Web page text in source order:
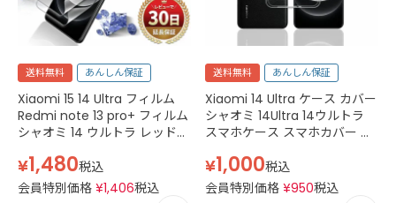
送料無料 あんしん保証
Xiaomi 15 14 Ultra フィルム
Redmi note 13 pro+ フィルム
シャオミ 14 ウルトラ レッドミ
フィルム ウレタン TPU クリア
¥1,480税込
会員特別価格 ¥1,406税込
送料無料 あんしん保証
Xiaomi 14 Ultra ケース カバー
シャオミ 14Ultra 14ウルトラ
スマホケース スマホカバー ク
ー TPU 透明 クリア
¥1,000税込
会員特別価格 ¥950税込